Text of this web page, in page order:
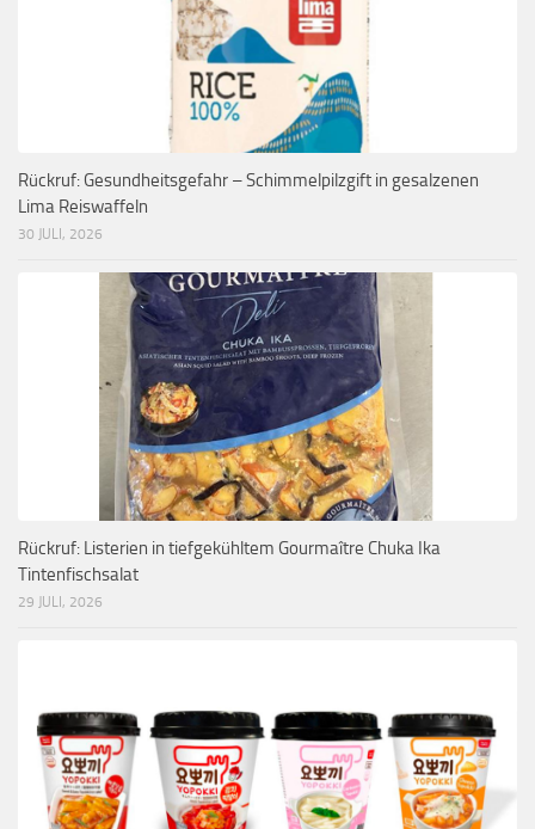
Rückruf: Gesundheitsgefahr – Schimmelpilzgift in gesalzenen
Lima Reiswaffeln
30 JULI, 2026
Rückruf: Listerien in tiefgekühltem Gourmaître Chuka Ika
Tintenfischsalat
29 JULI, 2026